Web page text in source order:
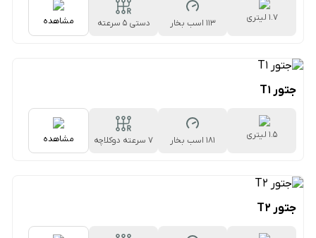
1.7 لیتری 113 اسب بخار دستی ۵ سرعته مشاهده
جتور T1
1.5 لیتری 181 اسب بخار ۷ سرعته دوکلاچه مشاهده
جتور T2